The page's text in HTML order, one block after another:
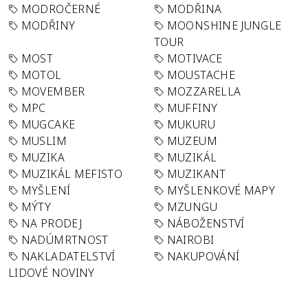
MODROČERNÉ
MODŘINA
MODŘINY
MOONSHINE JUNGLE
TOUR
MOST
MOTIVACE
MOTOL
MOUSTACHE
MOVEMBER
MOZZARELLA
MPC
MUFFINY
MUGCAKE
MUKURU
MUSLIM
MUZEUM
MUZIKA
MUZIKÁL
MUZIKÁL MEFISTO
MUZIKANT
MYŠLENÍ
MYŠLENKOVÉ MAPY
MÝTY
MZUNGU
NA PRODEJ
NÁBOŽENSTVÍ
NADÚMRTNOST
NAIROBI
NAKLADATELSTVÍ
LIDOVÉ NOVINY
NAKUPOVÁNÍ